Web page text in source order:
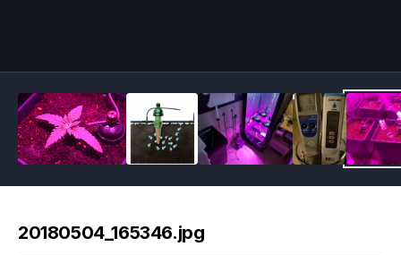
20180504_165346.jpg